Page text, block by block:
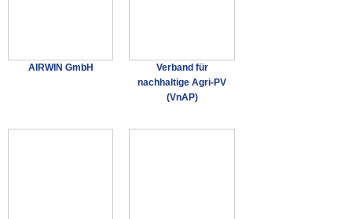
AIRWIN GmbH
Verband für
nachhaltige Agri-PV
(VnAP)